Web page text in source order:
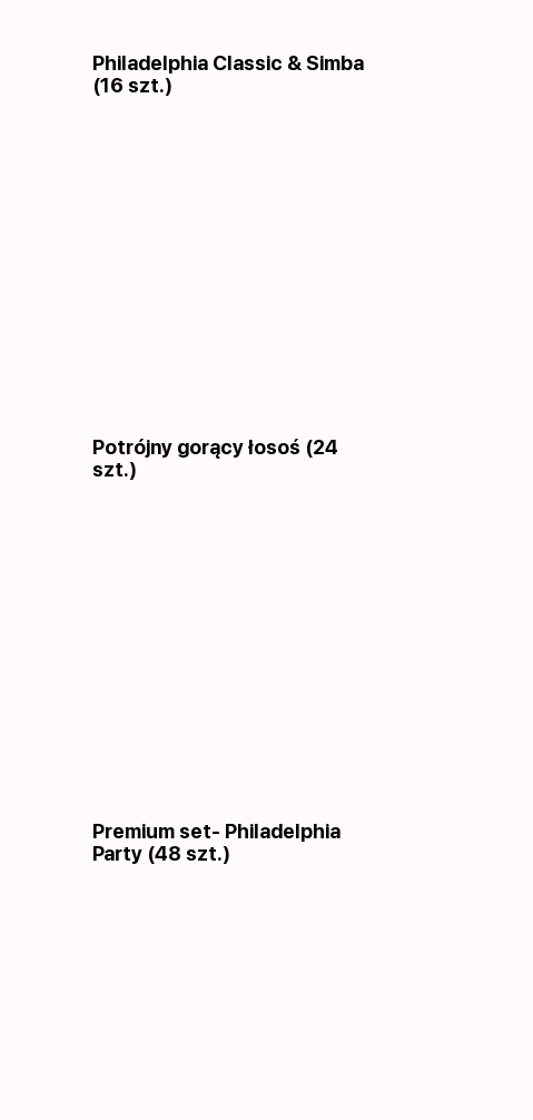
Philadelphia Сlassic & Simba
(16 szt.)
Potrójny gorący łosoś (24
szt.)
Premium set- Philadelphia
Party (48 szt.)